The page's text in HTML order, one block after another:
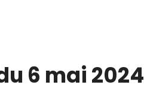
6 mai 2024